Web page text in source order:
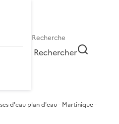
Rechercher
d'eau plan d'eau - Martinique -